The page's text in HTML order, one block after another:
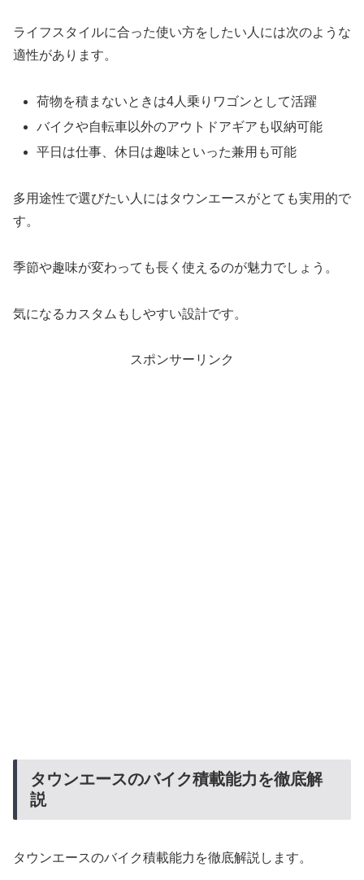
ライフスタイルに合った使い方をしたい人には次のような
適性があります。
荷物を積まないときは4人乗りワゴンとして活躍
バイクや自転車以外のアウトドアギアも収納可能
平日は仕事、休日は趣味といった兼用も可能
多用途性で選びたい人にはタウンエースがとても実用的で
す。
季節や趣味が変わっても長く使えるのが魅力でしょう。
気になるカスタムもしやすい設計です。
スポンサーリンク
タウンエースのバイク積載能力を徹底解
説
タウンエースのバイク積載能力を徹底解説します。